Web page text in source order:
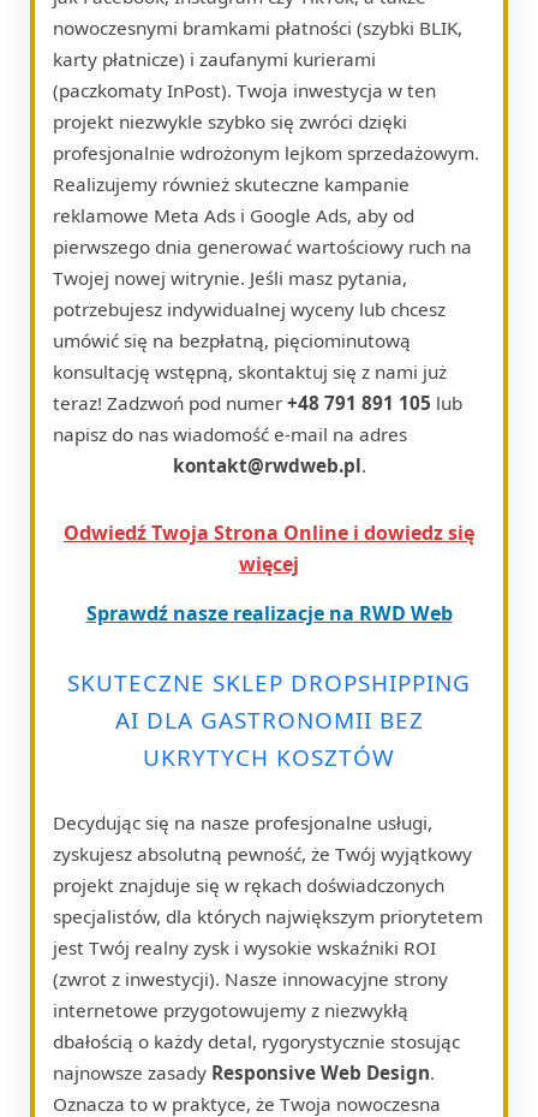
nowoczesnymi bramkami płatności (szybki BLIK,
karty płatnicze) i zaufanymi kurierami
(paczkomaty InPost). Twoja inwestycja w ten
projekt niezwykle szybko się zwróci dzięki
profesjonalnie wdrożonym lejkom sprzedażowym.
Realizujemy również skuteczne kampanie
reklamowe Meta Ads i Google Ads, aby od
pierwszego dnia generować wartościowy ruch na
Twojej nowej witrynie. Jeśli masz pytania,
potrzebujesz indywidualnej wyceny lub chcesz
umówić się na bezpłatną, pięciominutową
konsultację wstępną, skontaktuj się z nami już
teraz! Zadzwoń pod numer +48 791 891 105 lub
napisz do nas wiadomość e-mail na adres
kontakt@rwdweb.pl.
Odwiedź Twoja Strona Online i dowiedz się
więcej
Sprawdź nasze realizacje na RWD Web
SKUTECZNE SKLEP DROPSHIPPING
AI DLA GASTRONOMII BEZ
UKRYTYCH KOSZTÓW
Decydując się na nasze profesjonalne usługi,
zyskujesz absolutną pewność, że Twój wyjątkowy
projekt znajduje się w rękach doświadczonych
specjalistów, dla których największym priorytetem
jest Twój realny zysk i wysokie wskaźniki ROI
(zwrot z inwestycji). Nasze innowacyjne strony
internetowe przygotowujemy z niezwykłą
dbałością o każdy detal, rygorystycznie stosując
najnowsze zasady Responsive Web Design.
Oznacza to w praktyce, że Twoja nowoczesna